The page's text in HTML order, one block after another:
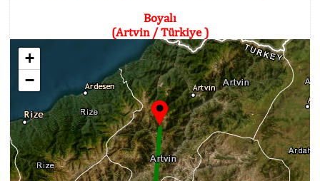
Boyalı
(Artvin / Türkiye )
+
−